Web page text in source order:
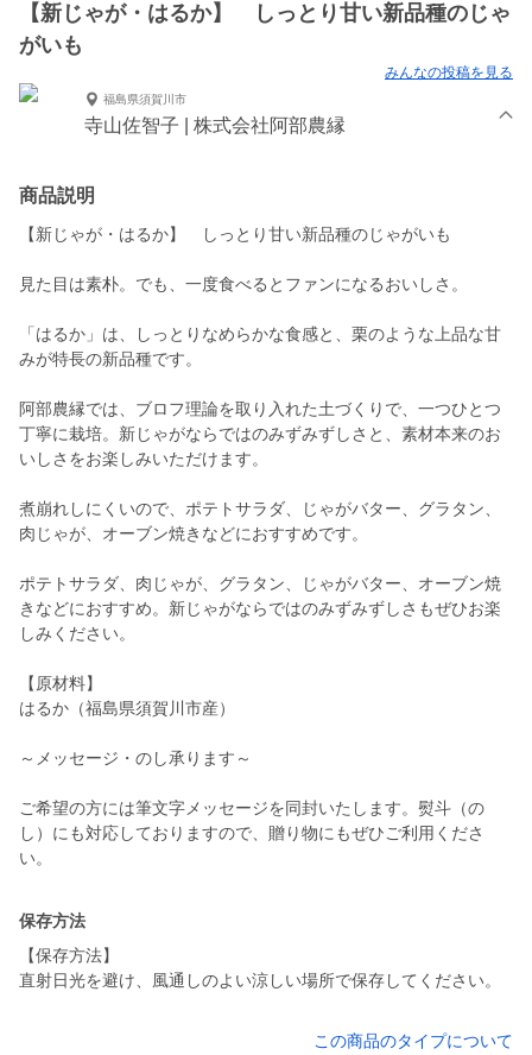
【新じゃが・はるか】 しっとり甘い新品種のじゃ
がいも
みんなの投稿を見る
福島県須賀川市
寺山佐智子 | 株式会社阿部農縁
商品説明
【新じゃが・はるか】 しっとり甘い新品種のじゃがいも
見た目は素朴。でも、一度食べるとファンになるおいしさ。
「はるか」は、しっとりなめらかな食感と、栗のような上品な甘
みが特長の新品種です。
阿部農縁では、ブロフ理論を取り入れた土づくりで、一つひとつ
丁寧に栽培。新じゃがならではのみずみずしさと、素材本来のお
いしさをお楽しみいただけます。
煮崩れしにくいので、ポテトサラダ、じゃがバター、グラタン、
肉じゃが、オーブン焼きなどにおすすめです。
ポテトサラダ、肉じゃが、グラタン、じゃがバター、オーブン焼
きなどにおすすめ。新じゃがならではのみずみずしさもぜひお楽
しみください。
【原材料】
はるか（福島県須賀川市産）
～メッセージ・のし承ります～
ご希望の方には筆文字メッセージを同封いたします。熨斗（の
し）にも対応しておりますので、贈り物にもぜひご利用くださ
い。
保存方法
【保存方法】
直射日光を避け、風通しのよい涼しい場所で保存してください。
この商品のタイプについて